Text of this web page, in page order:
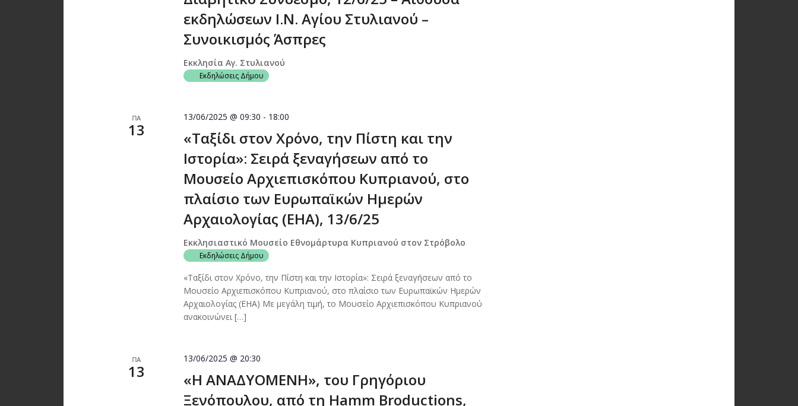
εκδηλώσεων Ι.Ν. Αγίου Στυλιανού –
Συνοικισμός Άσπρες
Εκκλησία Αγ. Στυλιανού
Εκδηλώσεις Δήμου
ΠΑ
13
«Ταξίδι στον Χρόνο, την Πίστη και την
Ιστορία»: Σειρά ξεναγήσεων από το
Μουσείο Αρχιεπισκόπου Κυπριανού, στο
πλαίσιο των Ευρωπαϊκών Ημερών
Αρχαιολογίας (ΕΗΑ), 13/6/25
13/06/2025 @ 09:30 - 18:00
Εκκλησιαστικό Μουσείο Εθνομάρτυρα Κυπριανού στον Στρόβολο
Εκδηλώσεις Δήμου
«Ταξίδι στον Χρόνο, την Πίστη και την Ιστορία»: Σειρά ξεναγήσεων από το
Μουσείο Αρχιεπισκόπου Κυπριανού, στο πλαίσιο των Ευρωπαϊκών Ημερών
Αρχαιολογίας (ΕΗΑ) Με μεγάλη τιμή, το Μουσείο Αρχιεπισκόπου Κυπριανού
ανακοινώνει […]
ΠΑ
13
«Η ΑΝΑΔΥΟΜΕΝΗ», του Γρηγόριου
Ξενόπουλου, από τη Hamm Broductions,
13/06/2025 @ 20:30